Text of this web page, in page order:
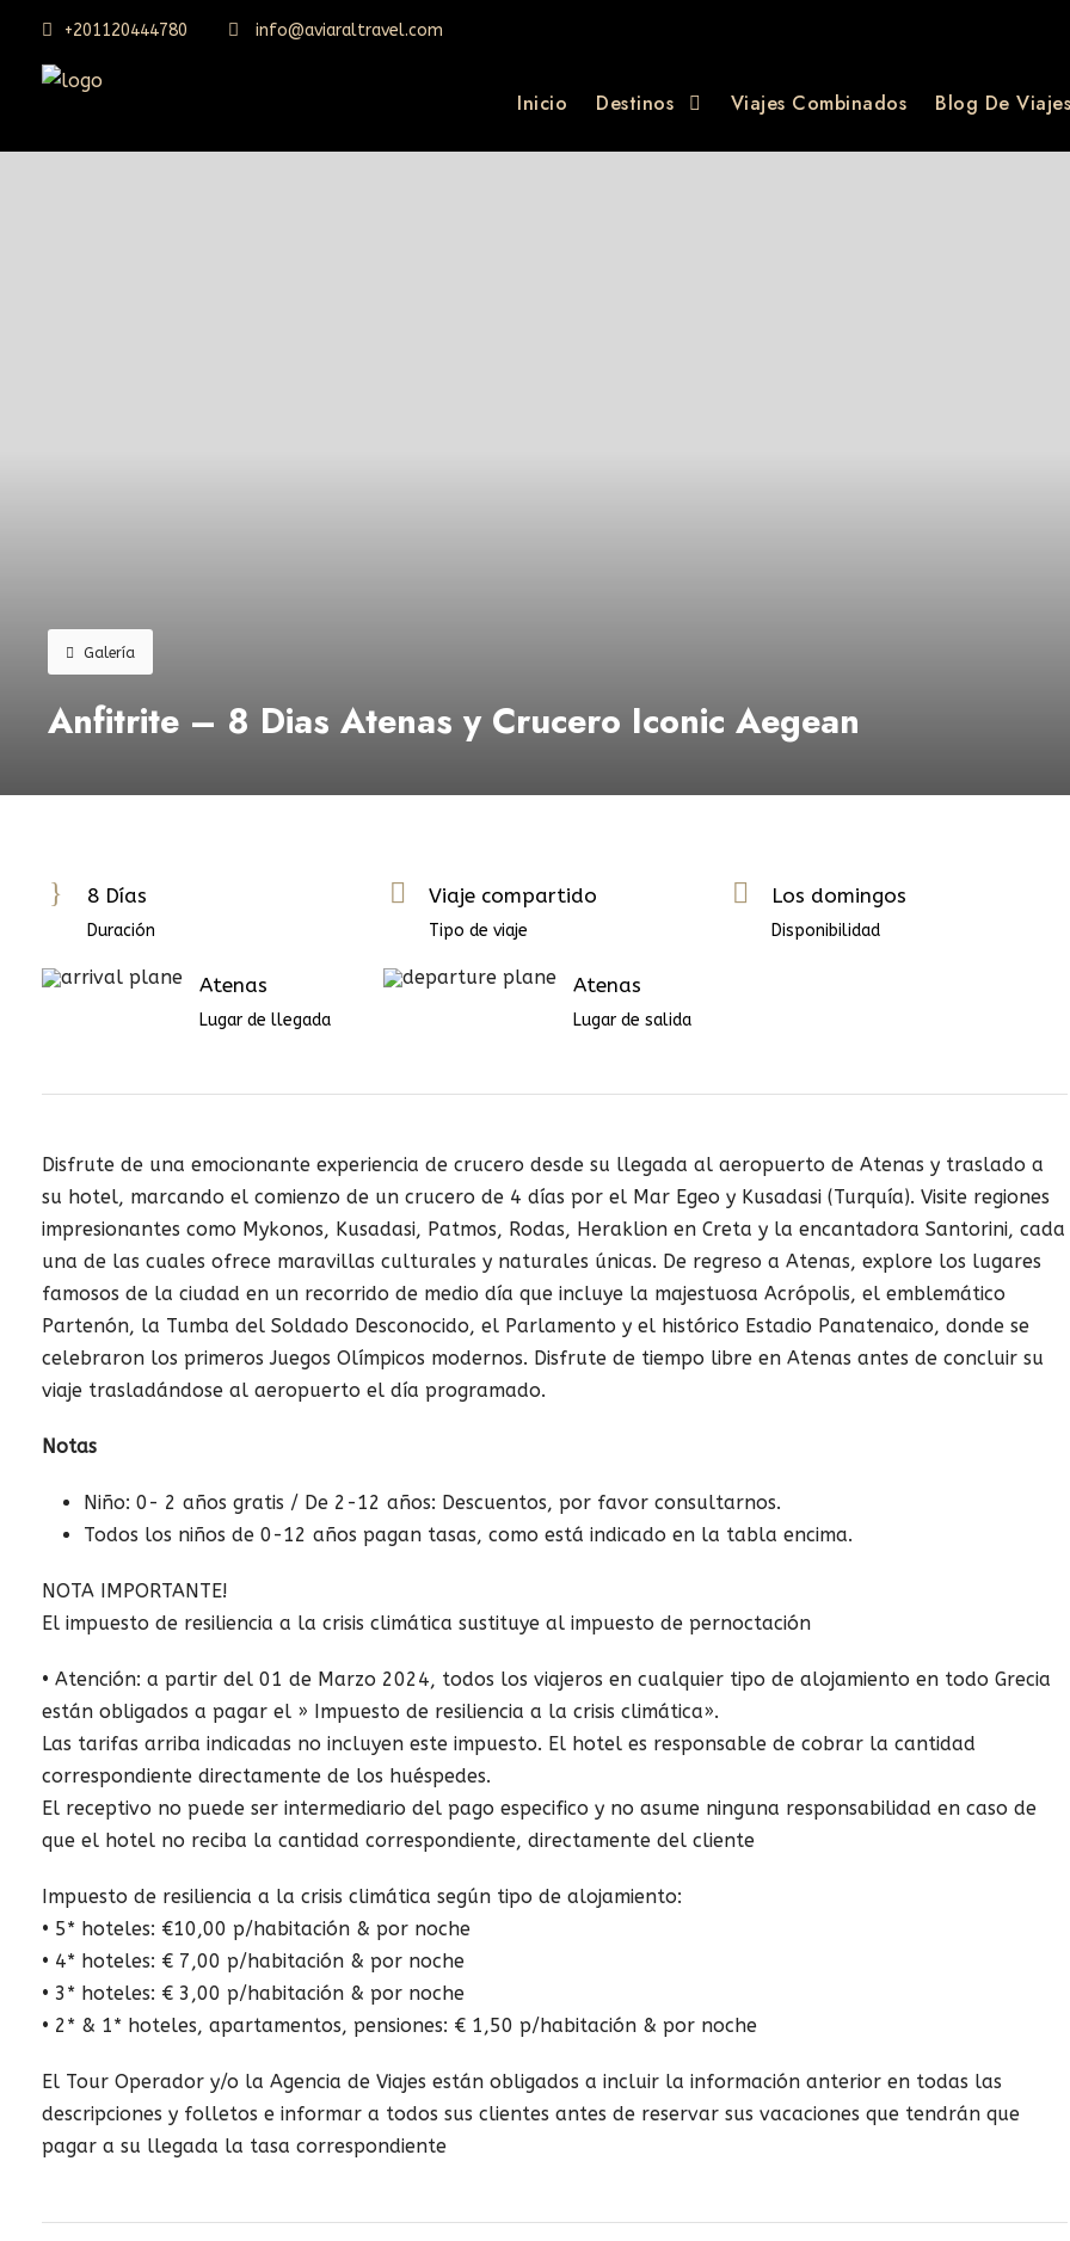
+201120444780 info@aviaraltravel.com
Inicio Destinos Viajes Combinados Blog De Viajes
Galería
Anfitrite – 8 Dias Atenas y Crucero Iconic Aegean
8 Días
Duración
Viaje compartido
Tipo de viaje
Los domingos
Disponibilidad
Atenas
Lugar de llegada
Atenas
Lugar de salida
Disfrute de una emocionante experiencia de crucero desde su llegada al aeropuerto de Atenas y traslado a
su hotel, marcando el comienzo de un crucero de 4 días por el Mar Egeo y Kusadasi (Turquía). Visite regiones
impresionantes como Mykonos, Kusadasi, Patmos, Rodas, Heraklion en Creta y la encantadora Santorini, cada
una de las cuales ofrece maravillas culturales y naturales únicas. De regreso a Atenas, explore los lugares
famosos de la ciudad en un recorrido de medio día que incluye la majestuosa Acrópolis, el emblemático
Partenón, la Tumba del Soldado Desconocido, el Parlamento y el histórico Estadio Panatenaico, donde se
celebraron los primeros Juegos Olímpicos modernos. Disfrute de tiempo libre en Atenas antes de concluir su
viaje trasladándose al aeropuerto el día programado.
Notas
Niño: 0- 2 años gratis / De 2-12 años: Descuentos, por favor consultarnos.
Todos los niños de 0-12 años pagan tasas, como está indicado en la tabla encima.
NOTA IMPORTANTE!
El impuesto de resiliencia a la crisis climática sustituye al impuesto de pernoctación
• Atención: a partir del 01 de Marzo 2024, todos los viajeros en cualquier tipo de alojamiento en todo Grecia
están obligados a pagar el » Impuesto de resiliencia a la crisis climática».
Las tarifas arriba indicadas no incluyen este impuesto. El hotel es responsable de cobrar la cantidad
correspondiente directamente de los huéspedes.
El receptivo no puede ser intermediario del pago especifico y no asume ninguna responsabilidad en caso de
que el hotel no reciba la cantidad correspondiente, directamente del cliente
Impuesto de resiliencia a la crisis climática según tipo de alojamiento:
• 5* hoteles: €10,00 p/habitación & por noche
• 4* hoteles: € 7,00 p/habitación & por noche
• 3* hoteles: € 3,00 p/habitación & por noche
• 2* & 1* hoteles, apartamentos, pensiones: € 1,50 p/habitación & por noche
El Tour Operador y/o la Agencia de Viajes están obligados a incluir la información anterior en todas las
descripciones y folletos e informar a todos sus clientes antes de reservar sus vacaciones que tendrán que
pagar a su llegada la tasa correspondiente